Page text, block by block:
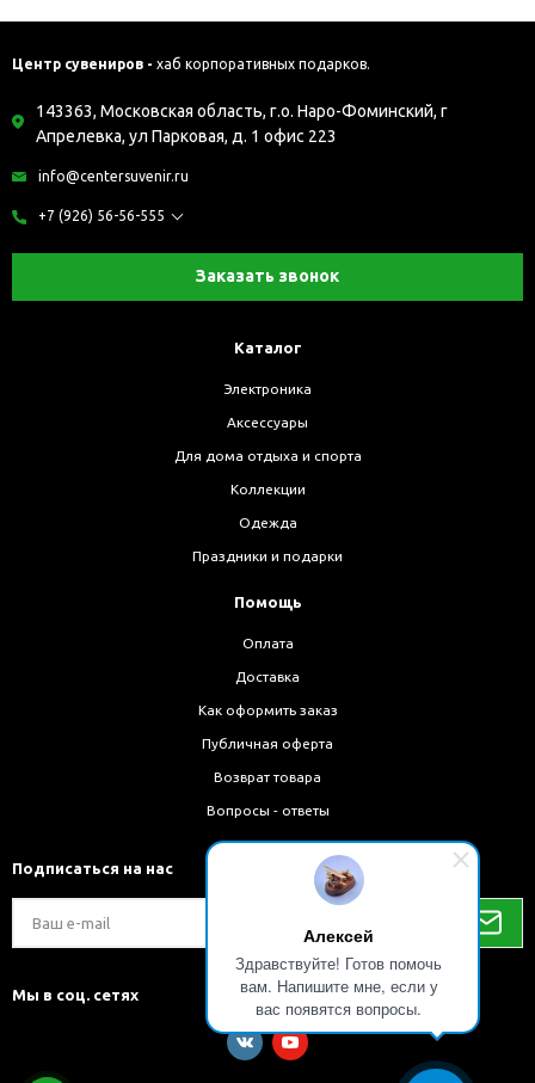
Алексей
Здравствуйте! Готов помочь
вам. Напишите мне, если у
вас появятся вопросы.
Центр сувениров - хаб корпоративных подарков.
143363, Московская область, г.о. Наро-Фоминский, г
Апрелевка, ул Парковая, д. 1 офис 223
info@centersuvenir.ru
+7 (926) 56-56-555
Заказать звонок
Каталог
Электроника
Аксессуары
Для дома отдыха и спорта
Коллекции
Одежда
Праздники и подарки
Помощь
Оплата
Доставка
Как оформить заказ
Публичная оферта
Возврат товара
Вопросы - ответы
Подписаться на нас
Мы в соц. сетях